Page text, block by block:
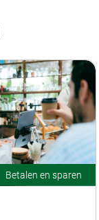
Betalen en sparen